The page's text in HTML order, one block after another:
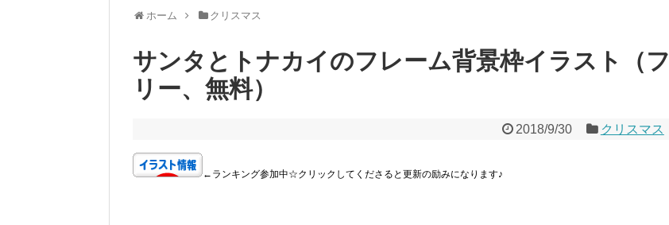
ホーム クリスマス
サンタとトナカイのフレーム背景枠イラスト（フ
リー、無料）
2018/9/30 クリスマス
←ランキング参加中☆クリックしてくださると更新の励みになります♪